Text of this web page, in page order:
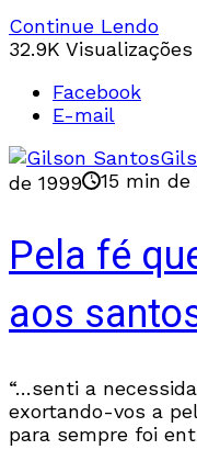
que
Continue Lendo
32.9K Visualizações
Facebook
E-mail
de 1999
15 min
Pela fé
aos
“…senti a
exortando-vos a
para sempre foi